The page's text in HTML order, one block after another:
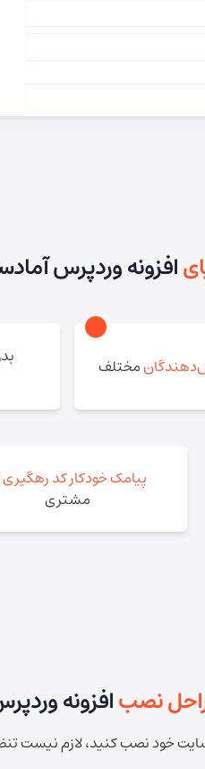
افزونه وردپرس
مختلف
پیامک خودکار کد رهگیری
مشتری
نصبافزونه
سایت خود نصب کنید، لازم نیست